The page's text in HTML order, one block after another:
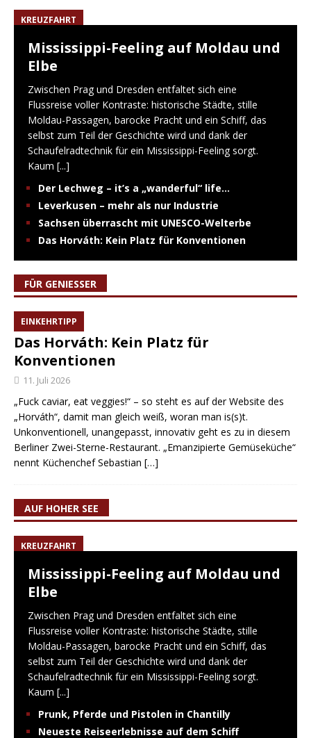
KREUZFAHRT
Mississippi-Feeling auf Moldau und
Elbe
Zwischen Prag und Dresden entfaltet sich eine
Flussreise voller Kontraste: historische Städte, stille
Moldau-Passagen, barocke Pracht und ein Schiff, das
selbst zum Teil der Geschichte wird und dank der
Schaufelradtechnik für ein Mississippi-Feeling sorgt.
Kaum [...]
Der Lechweg – it’s a „wanderful“ life…
Leverkusen – mehr als nur Industrie
Sachsen überrascht mit UNESCO-Welterbe
Das Horváth: Kein Platz für Konventionen
FÜR GENIESSER
EINKEHRTIPP
Das Horváth: Kein Platz für
Konventionen
11. Juli 2026
„Fuck caviar, eat veggies!“ – so steht es auf der Website des
„Horváth“, damit man gleich weiß, woran man is(s)t.
Unkonventionell, unangepasst, innovativ geht es zu in diesem
Berliner Zwei-Sterne-Restaurant. „Emanzipierte Gemüseküche“
nennt Küchenchef Sebastian […]
AUF HOHER SEE
KREUZFAHRT
Mississippi-Feeling auf Moldau und
Elbe
Zwischen Prag und Dresden entfaltet sich eine
Flussreise voller Kontraste: historische Städte, stille
Moldau-Passagen, barocke Pracht und ein Schiff, das
selbst zum Teil der Geschichte wird und dank der
Schaufelradtechnik für ein Mississippi-Feeling sorgt.
Kaum [...]
Prunk, Pferde und Pistolen in Chantilly
Neueste Reiseerlebnisse auf dem Schiff